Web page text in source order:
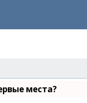
места?